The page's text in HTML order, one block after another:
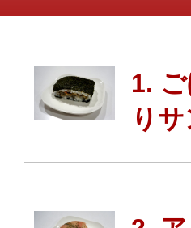
1.
り